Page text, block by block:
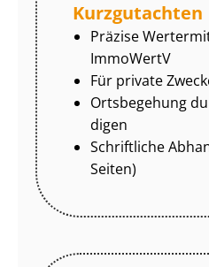
Kurzgutachten
Präzise
ImmoWertV
Für private
Ortsbegehung
di­gen
Schriftliche
Seiten)